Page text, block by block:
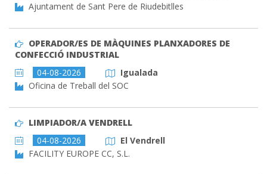
Ajuntament de Sant Pere de Riudebitlles
OPERADOR/ES DE MÀQUINES PLANXADORES DE
CONFECCIÓ INDUSTRIAL
04-08-2026
Igualada
Oficina de Treball del SOC
LIMPIADOR/A VENDRELL
04-08-2026
El Vendrell
FACILITY EUROPE CC, S.L.